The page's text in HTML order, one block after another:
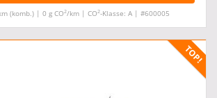
(komb.) | 0 g CO2/km | CO2-Klasse: A | #600005